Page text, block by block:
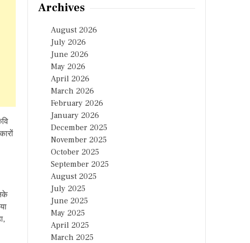
Archives
August 2026
July 2026
June 2026
May 2026
April 2026
March 2026
February 2026
January 2026
December 2025
November 2025
October 2025
September 2025
August 2025
July 2025
June 2025
May 2025
April 2025
March 2025